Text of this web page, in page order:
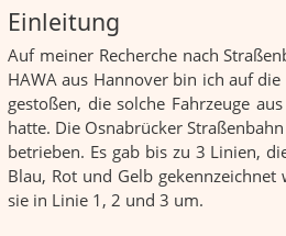
Einleitung
Auf meiner Recherche nach
HAWA aus Hannover bin ich auf
gestoßen, die solche Fahrzeuge
hatte. Die Osnabrücker
betrieben. Es gab bis zu 3 Linien,
Blau, Rot und Gelb
sie in Linie 1, 2 und 3 um.